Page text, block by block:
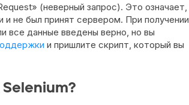
(неверный запрос). Это означает,
не был принят сервером. При получении
все данные введены верно, но вы
и пришлите скрипт, который вы